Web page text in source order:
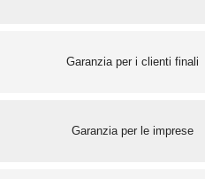
Garanzia per i clienti finali
Garanzia per le imprese